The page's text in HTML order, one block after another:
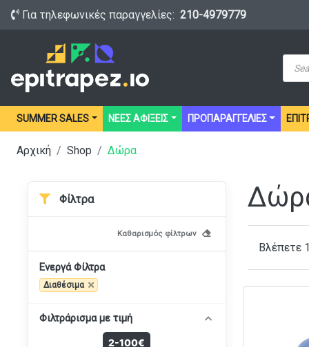
Για τηλεφωνικές παραγγελίες: 210-4979779
SUMMER SALES ΝΕΕΣ ΑΦΙΞΕΙΣ ΠΡΟΠΑΡΑΓΓΕΛΙΕΣ
Αρχική Shop Δώρα
Βλέπετε
Φίλτρα
Καθαρισμός φίλτρων
Ενεργά Φίλτρα
Διαθέσιμα
Φιλτράρισμα με τιμή
2-100€